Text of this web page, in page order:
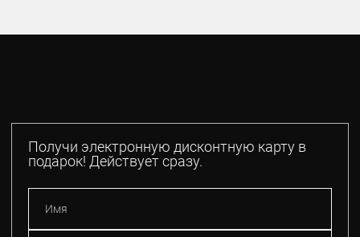
Получи электронную дисконтную карту в
подарок! Действует сразу.